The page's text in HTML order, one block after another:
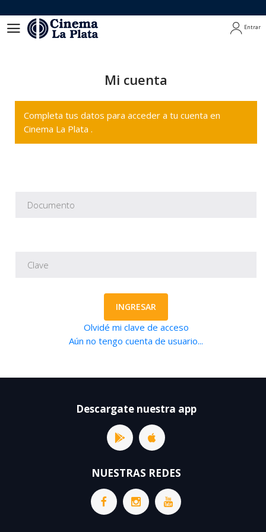
Entrar
Mi cuenta
Completa tus datos para acceder a tu cuenta en
Cinema La Plata .
INGRESAR
Olvidé mi clave de acceso
Aún no tengo cuenta de usuario...
Descargate nuestra app
NUESTRAS REDES